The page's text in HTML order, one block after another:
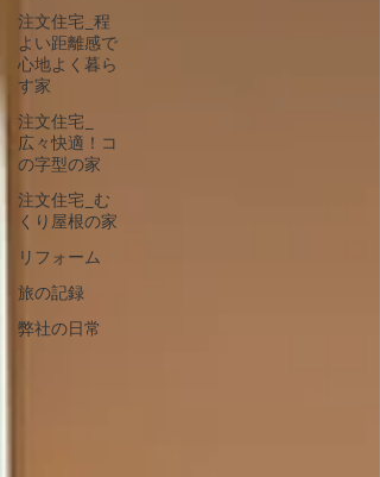
注文住宅_程
よい距離感で
心地よく暮ら
す家
注文住宅_
広々快適！コ
の字型の家
注文住宅_む
くり屋根の家
リフォーム
旅の記録
弊社の日常